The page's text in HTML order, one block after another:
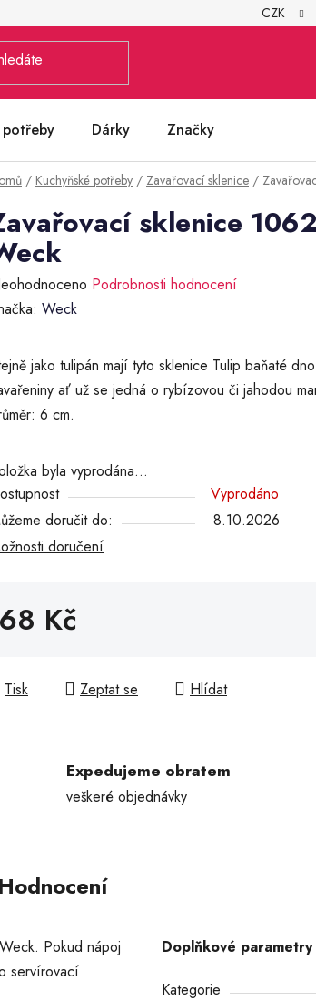
Všeobecné
CZK
potřeby Dárky Značky
/ Kuchyňské potřeby / Zavařovací sklenice /
sklenice
Podrobnosti hodnocení
Weck
jako tulipán mají tyto sklenice Tulip baňaté
ať už se jedná o rybízovou či jahodou
6 cm.
byla vyprodána…
Vyprodáno
doručit do:
8.10.2026
doručení
68 Kč
Tisk
Zeptat se Hlídat
Expedujeme obratem
veškeré objednávky
Hodnocení
Pokud nápoj
servírovací
Doplňkové parametry
Kategorie